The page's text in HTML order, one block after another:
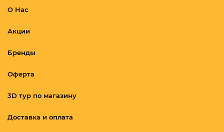
О Нас
Акции
Бренды
Оферта
3D тур по магазину
Доставка и оплата